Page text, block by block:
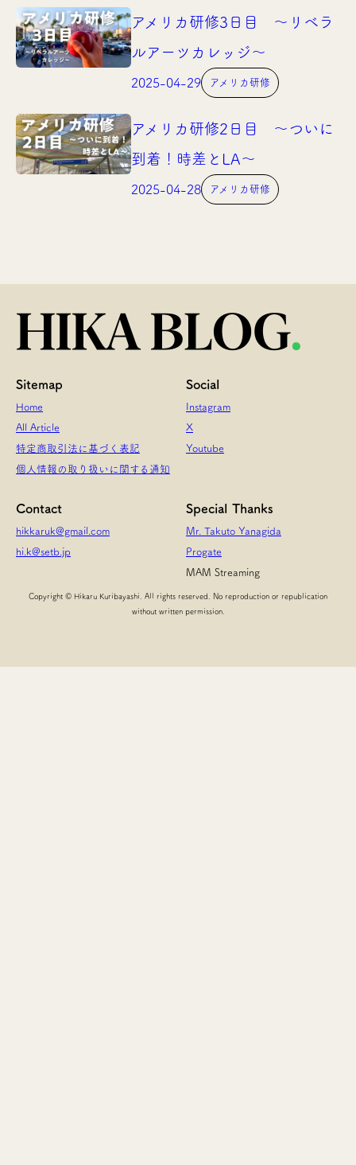
アメリカ研修3日目 〜リベラ
ルアーツカレッジ〜
2025-04-29 アメリカ研修
アメリカ研修2日目 〜ついに
到着！時差とLA〜
2025-04-28 アメリカ研修
Sitemap
Home
All Article
特定商取引法に基づく表記
個人情報の取り扱いに関する通知
Social
Instagram
X
Youtube
Contact
hikkaruk@gmail.com
hi.k@setb.jp
Special Thanks
Mr. Takuto Yanagida
Progate
MAM Streaming
Copyright © Hikaru Kuribayashi. All rights reserved. No reproduction or republication
without written permission.